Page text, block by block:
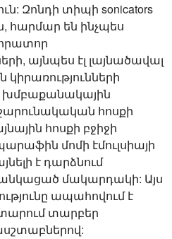
Զոնդի տիպի sonicators
հարմար են ինչպես
այնպես էլ լայնածավալ
հոսքի
հոսքի բջիջի
մոմի էմուլսիայի
է դարձնում
մակարդակի: Այս
ապահովում է
տարբեր